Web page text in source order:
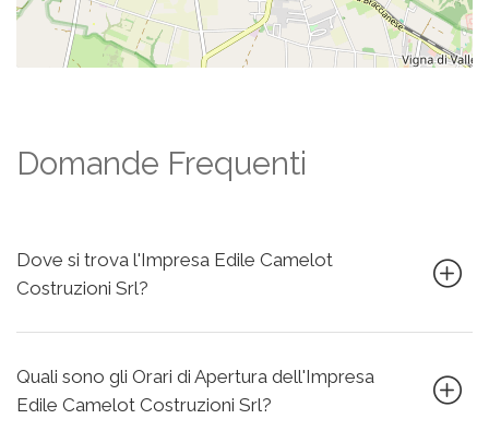
Domande Frequenti
Dove si trova l'Impresa Edile Camelot
Costruzioni Srl?
Quali sono gli Orari di Apertura dell'Impresa
Edile Camelot Costruzioni Srl?